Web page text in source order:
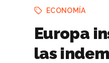
ECONOMÍA
Europa
las